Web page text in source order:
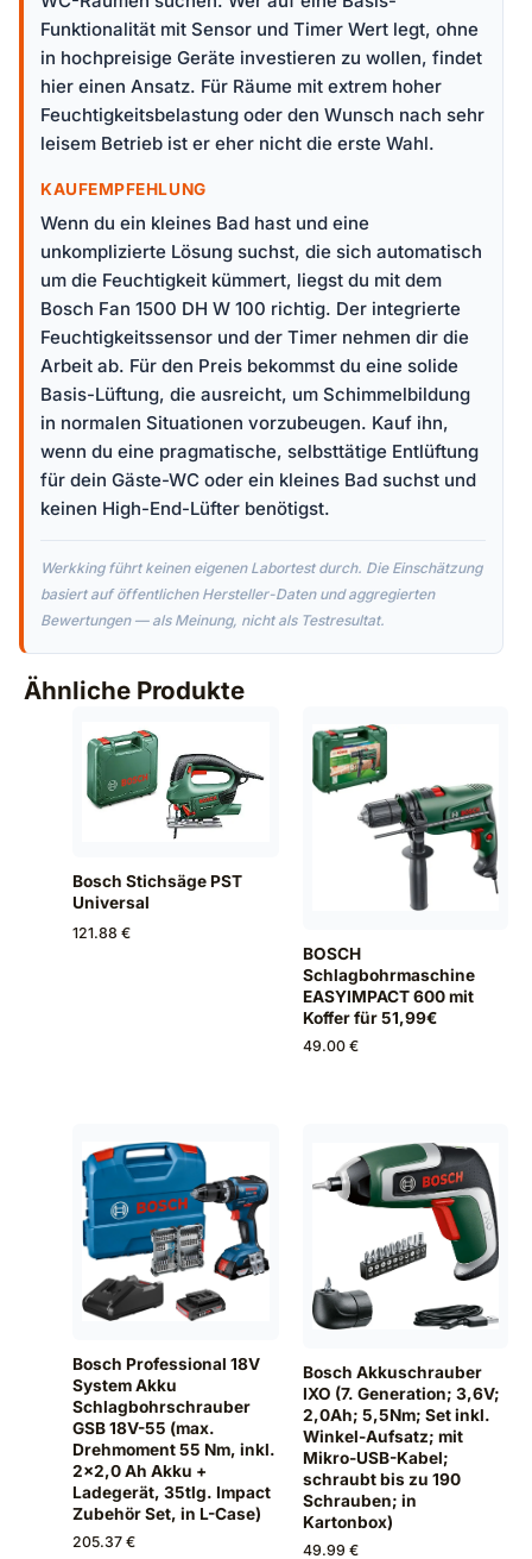
Funktionalität mit Sensor und Timer Wert legt, ohne
in hochpreisige Geräte investieren zu wollen, findet
hier einen Ansatz. Für Räume mit extrem hoher
Feuchtigkeitsbelastung oder den Wunsch nach sehr
leisem Betrieb ist er eher nicht die erste Wahl.
KAUFEMPFEHLUNG
Wenn du ein kleines Bad hast und eine
unkomplizierte Lösung suchst, die sich automatisch
um die Feuchtigkeit kümmert, liegst du mit dem
Bosch Fan 1500 DH W 100 richtig. Der integrierte
Feuchtigkeitssensor und der Timer nehmen dir die
Arbeit ab. Für den Preis bekommst du eine solide
Basis-Lüftung, die ausreicht, um Schimmelbildung
in normalen Situationen vorzubeugen. Kauf ihn,
wenn du eine pragmatische, selbsttätige Entlüftung
für dein Gäste-WC oder ein kleines Bad suchst und
keinen High-End-Lüfter benötigst.
Werkking führt keinen eigenen Labortest durch. Die Einschätzung
basiert auf öffentlichen Hersteller-Daten und aggregierten
Bewertungen — als Meinung, nicht als Testresultat.
Ähnliche Produkte
Bosch Stichsäge PST
Universal
121.88 €
BOSCH
Schlagbohrmaschine
EASYIMPACT 600 mit
Koffer für 51,99€
49.00 €
Bosch Professional 18V
System Akku
Schlagbohrschrauber
GSB 18V-55 (max.
Drehmoment 55 Nm, inkl.
2x2,0 Ah Akku +
Ladegerät, 35tlg. Impact
Zubehör Set, in L-Case)
205.37 €
Bosch Akkuschrauber
IXO (7. Generation; 3,6V;
2,0Ah; 5,5Nm; Set inkl.
Winkel-Aufsatz; mit
Mikro-USB-Kabel;
schraubt bis zu 190
Schrauben; in
Kartonbox)
49.99 €